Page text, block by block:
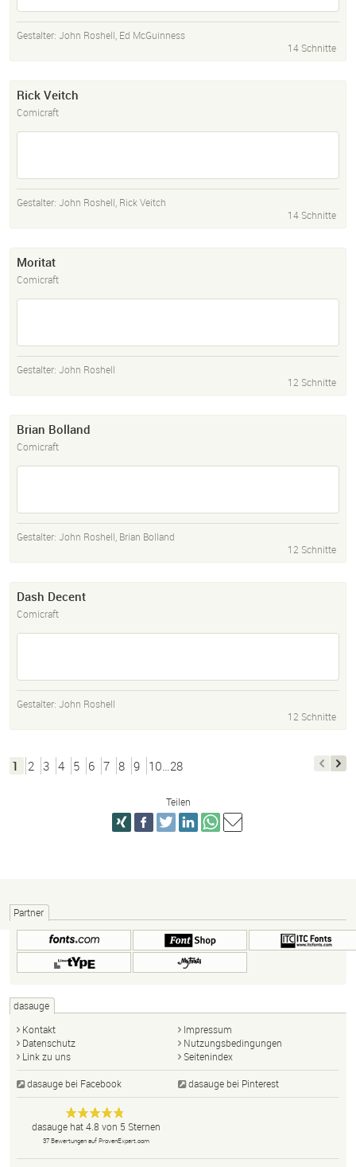
Gestalter: John Roshell, Ed McGuinness
14 Schnitte
Rick Veitch
Comicraft
Gestalter: John Roshell, Rick Veitch
14 Schnitte
Moritat
Comicraft
Gestalter: John Roshell
12 Schnitte
Brian Bolland
Comicraft
Gestalter: John Roshell, Brian Bolland
12 Schnitte
Dash Decent
Comicraft
Gestalter: John Roshell
12 Schnitte
1 2 3 4 5 6 7 8 9 10…28
Teilen
Partner
dasauge
Kontakt
Impressum
Datenschutz
Nutzungsbedingungen
Link zu uns
Seitenindex
dasauge bei Facebook dasauge bei Pinterest
dasauge
Designer,
Fotografen,
Agenturen,
Anonym
dasaugehat4.8 von 5 Sternen
37Bewertungen auf ProvenExpert.com